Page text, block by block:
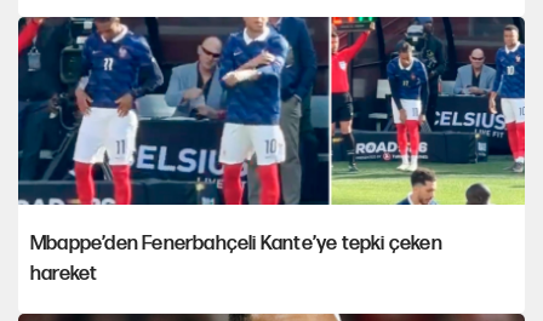
Mbappe’den Fenerbahçeli Kante’ye tepki çeken
hareket